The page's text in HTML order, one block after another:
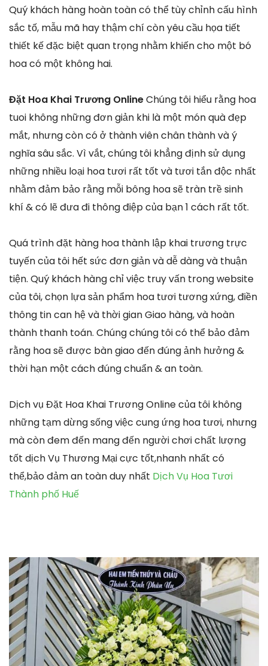
Quý khách hàng hoàn toàn có thể tùy chỉnh cấu hình
sắc tố, mẫu mã hay thậm chí còn yêu cầu họa tiết
thiết kế đặc biệt quan trọng nhằm khiến cho một bó
hoa có một không hai.
Đặt Hoa Khai Trương OnlineChúng tôi hiểu rằng hoa
tuoi không những đơn giản khi là một món quà đẹp
mắt, nhưng còn có ở thành viên chân thành và ý
nghĩa sâu sắc. Vì vắt, chúng tôi khẳng định sử dụng
những nhiều loại hoa tươi rất tốt và tươi tắn độc nhất
nhằm đảm bảo rằng mỗi bông hoa sẽ tràn trề sinh
khí & có lẽ đưa đi thông điệp của bạn 1 cách rất tốt.
Quá trình đặt hàng hoa thành lập khai trương trực
tuyến của tôi hết sức đơn giản và dễ dàng và thuận
tiện. Quý khách hàng chỉ việc truy vấn trong website
của tôi, chọn lựa sản phẩm hoa tươi tương xứng, điền
thông tin can hệ và thời gian Giao hàng, và hoàn
thành thanh toán. Chúng chúng tôi có thể bảo đảm
rằng hoa sẽ được bàn giao đến đúng ảnh hưởng &
thời hạn một cách đúng chuẩn & an toàn.
Dịch vụ Đặt Hoa Khai Trương Online của tôi không
những tạm dừng sống việc cung ứng hoa tươi, nhưng
mà còn đem đến mang đến người chơi chất lượng
tốt dịch Vụ Thương Mại cực tốt,nhanh nhất có
thể,bảo đảm an toàn duy nhất Dịch Vụ Hoa Tươi
Thành phố Huế